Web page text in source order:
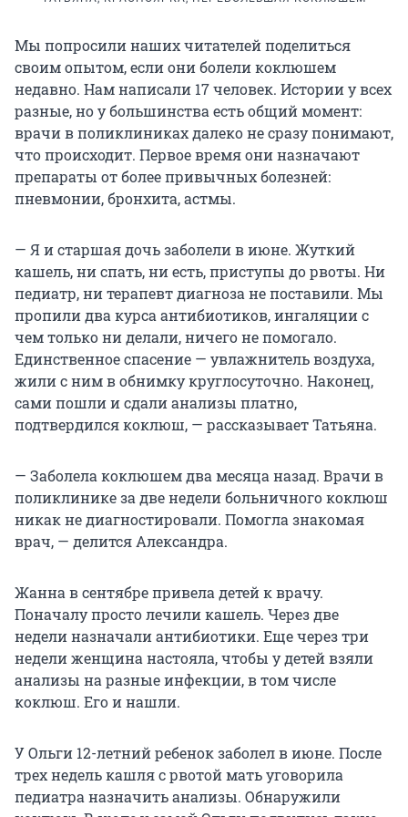
Мы попросили наших читателей поделиться
своим опытом, если они болели коклюшем
недавно. Нам написали 17 человек. Истории у всех
разные, но у большинства есть общий момент:
врачи в поликлиниках далеко не сразу понимают,
что происходит. Первое время они назначают
препараты от более привычных болезней:
пневмонии, бронхита, астмы.
— Я и старшая дочь заболели в июне. Жуткий
кашель, ни спать, ни есть, приступы до рвоты. Ни
педиатр, ни терапевт диагноза не поставили. Мы
пропили два курса антибиотиков, ингаляции с
чем только ни делали, ничего не помогало.
Единственное спасение — увлажнитель воздуха,
жили с ним в обнимку круглосуточно. Наконец,
сами пошли и сдали анализы платно,
подтвердился коклюш, — рассказывает Татьяна.
— Заболела коклюшем два месяца назад. Врачи в
поликлинике за две недели больничного коклюш
никак не диагностировали. Помогла знакомая
врач, — делится Александра.
Жанна в сентябре привела детей к врачу.
Поначалу просто лечили кашель. Через две
недели назначали антибиотики. Еще через три
недели женщина настояла, чтобы у детей взяли
анализы на разные инфекции, в том числе
коклюш. Его и нашли.
У Ольги 12-летний ребенок заболел в июне. После
трех недель кашля с рвотой мать уговорила
педиатра назначить анализы. Обнаружили